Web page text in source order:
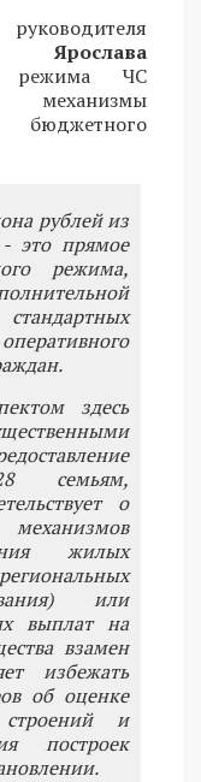
Ярослава
режима ЧС
механизмы
рублей из
- это прямое
режима,
здесь
семьям,
о
жилых
или
выплат на
взамен
избежать
об оценке
строений и
построек